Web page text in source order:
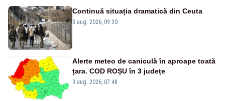
Continuă situația dramatică din Ceuta
3 aug. 2026, 09:30
Alerte meteo de caniculă în aproape toată
țara. COD ROȘU în 3 județe
3 aug. 2026, 07:48